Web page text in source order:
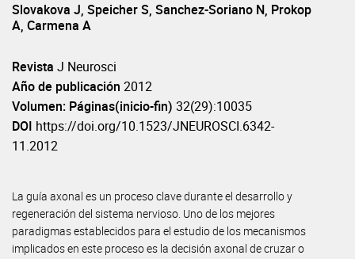
Slovakova J, Speicher S, Sanchez-Soriano N, Prokop
A, Carmena A
Revista J Neurosci
Año de publicación 2012
Volumen: Páginas(inicio-fin) 32(29):10035
DOI https://doi.org/10.1523/JNEUROSCI.6342-
11.2012
La guía axonal es un proceso clave durante el desarrollo y
regeneración del sistema nervioso. Uno de los mejores
paradigmas establecidos para el estudio de los mecanismos
implicados en este proceso es la decisión axonal de cruzar o